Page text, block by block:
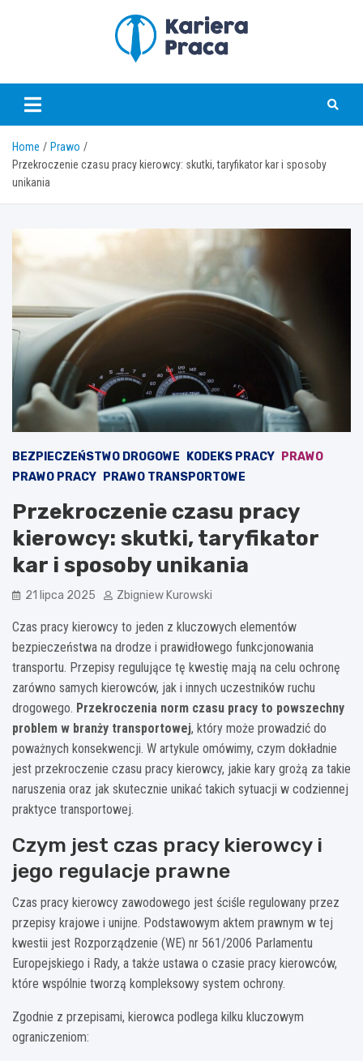
karierapraca.pl
Home
Prawo
Przekroczenie czasu pracy kierowcy: skutki, taryfikator kar i sposoby
unikania
BEZPIECZEŃSTWO DROGOWE KODEKS PRACY
PRAWO
PRAWO PRACY
PRAWO TRANSPORTOWE
Przekroczenie czasu pracy
kierowcy: skutki, taryfikator
kar i sposoby unikania
21 lipca 2025 Zbigniew Kurowski
Czas pracy kierowcy to jeden z kluczowych elementów
bezpieczeństwa na drodze i prawidłowego funkcjonowania
transportu. Przepisy regulujące tę kwestię mają na celu ochronę
zarówno samych kierowców, jak i innych uczestników ruchu
drogowego. Przekroczenia norm czasu pracy to powszechny
problem w branży transportowej, który może prowadzić do
poważnych konsekwencji. W artykule omówimy, czym dokładnie
jest przekroczenie czasu pracy kierowcy, jakie kary grożą za takie
naruszenia oraz jak skutecznie unikać takich sytuacji w codziennej
praktyce transportowej.
Czym jest czas pracy kierowcy i
jego regulacje prawne
Czas pracy kierowcy zawodowego jest ściśle regulowany przez
przepisy krajowe i unijne. Podstawowym aktem prawnym w tej
kwestii jest Rozporządzenie (WE) nr 561/2006 Parlamentu
Europejskiego i Rady, a także ustawa o czasie pracy kierowców,
które wspólnie tworzą kompleksowy system ochrony.
Zgodnie z przepisami, kierowca podlega kilku kluczowym
ograniczeniom: